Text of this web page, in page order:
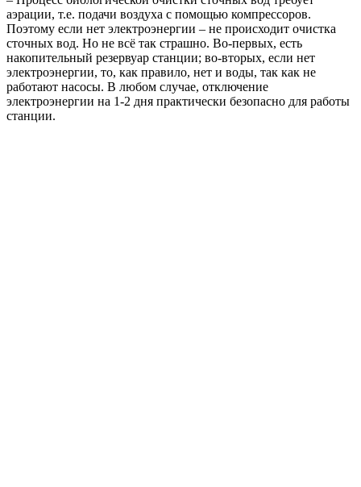
аэрации, т.е. подачи воздуха с помощью компрессоров.
Поэтому если нет электроэнергии – не происходит очистка
сточных вод. Но не всё так страшно. Во-первых, есть
накопительный резервуар станции; во-вторых, если нет
электроэнергии, то, как правило, нет и воды, так как не
работают насосы. В любом случае, отключение
электроэнергии на 1-2 дня практически безопасно для работы
станции.